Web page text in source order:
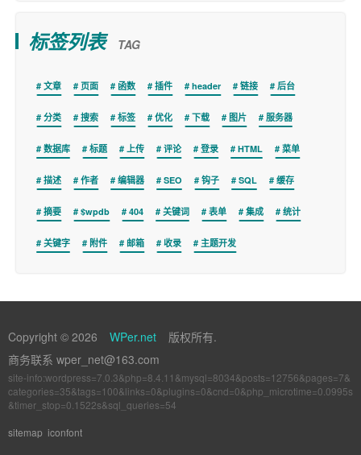
标签列表 TAG
文章 页面 函数 插件 header 链接 后台
分类 搜索 标签 优化 下载 图片 服务器
数据库 标题 上传 评论 登录 HTML 菜单
描述 作者 编辑器 SEO 钩子 SQL 缓存
摘要 $wpdb 404 关键词 表单 集成 统计
关键字 附件 邮箱 收录 主题开发
Copyright © 2026 WPer.net
版权所有.
商务联系 wper_net@163.com
site-info:wordpress=7.0.3&php=8.4.11&mysql=8034&posts=12756&pages=7&
categories=35&tags=100&links=0&plugins=0&cnd=0&php_microtime=0.0995s
&timer_stop=0.1522s&sql_queries=54
sitemap iconfont